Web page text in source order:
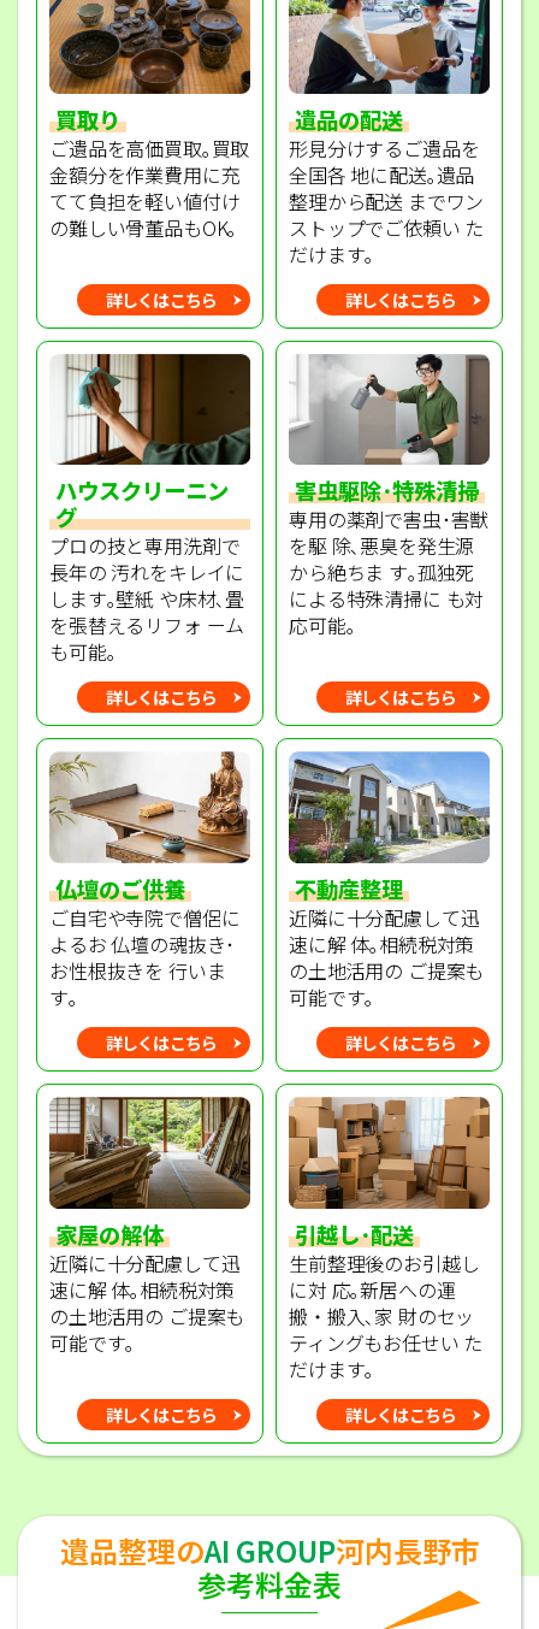
買取り
ご遺品を高価買取｡買取
金額分を作業費用に充
てて負担を軽い値付け
の難しい骨董品もOK｡
詳しくはこちら
遺品の配送
形見分けするご遺品を
全国各 地に配送｡遺品
整理から配送 までワン
ストップでご依頼い た
だけます｡
詳しくはこちら
ハウスクリーニン
グ
プロの技と専用洗剤で
長年の 汚れをキレイに
します｡壁紙 や床材､畳
を張替えるリフォ ーム
も可能｡
詳しくはこちら
害虫駆除･特殊清掃
専用の薬剤で害虫･害獣
を駆 除､悪臭を発生源
から絶ちま す｡孤独死
による特殊清掃に も対
応可能｡
詳しくはこちら
仏壇のご供養
ご自宅や寺院で僧侶に
よるお 仏壇の魂抜き･
お性根抜きを 行いま
す｡
詳しくはこちら
不動産整理
近隣に十分配慮して迅
速に解 体｡相続税対策
の土地活用の ご提案も
可能です｡
詳しくはこちら
家屋の解体
近隣に十分配慮して迅
速に解 体｡相続税対策
の土地活用の ご提案も
可能です｡
詳しくはこちら
引越し･配送
生前整理後のお引越し
に対 応｡新居への運
搬・搬入､家 財のセッ
ティングもお任せい た
だけます｡
詳しくはこちら
遺品整理のAI GROUP河内長野市
参考料金表